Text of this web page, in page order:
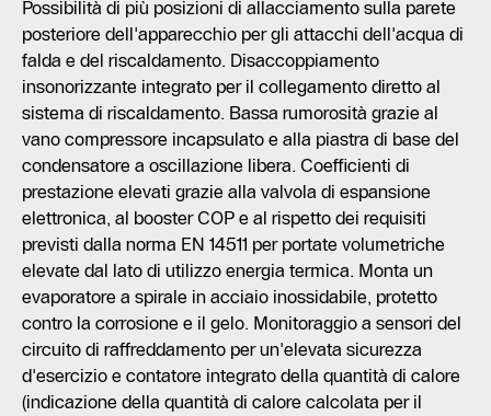
Possibilità di più posizioni di allacciamento sulla parete
posteriore dell'apparecchio per gli attacchi dell'acqua di
falda e del riscaldamento. Disaccoppiamento
insonorizzante integrato per il collegamento diretto al
sistema di riscaldamento. Bassa rumorosità grazie al
vano compressore incapsulato e alla piastra di base del
condensatore a oscillazione libera. Coefficienti di
prestazione elevati grazie alla valvola di espansione
elettronica, al booster COP e al rispetto dei requisiti
previsti dalla norma EN 14511 per portate volumetriche
elevate dal lato di utilizzo energia termica. Monta un
evaporatore a spirale in acciaio inossidabile, protetto
contro la corrosione e il gelo. Monitoraggio a sensori del
circuito di raffreddamento per un'elevata sicurezza
d'esercizio e contatore integrato della quantità di calore
(indicazione della quantità di calore calcolata per il